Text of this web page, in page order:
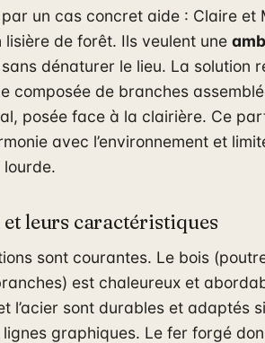
un cas concret aide : Claire et
lisière de forêt. Ils veulent une
sans dénaturer le lieu. La solution
composée de branches
posée face à la clairière. Ce
avec l’environnement et
lourde.
leurs caractéristiques
sont courantes. Le bois
est chaleureux et
l’acier sont durables et adaptés si
graphiques. Le fer forgé